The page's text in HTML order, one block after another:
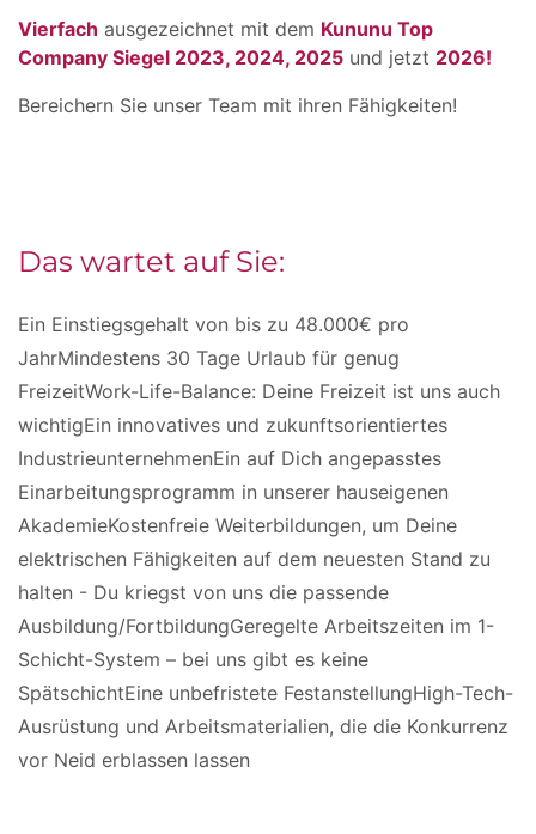
Vierfach ausgezeichnet mit dem Kununu Top
Company Siegel 2023, 2024, 2025 und jetzt 2026!
Bereichern Sie unser Team mit ihren Fähigkeiten!
Das wartet auf Sie:
Ein Einstiegsgehalt von bis zu 48.000€ pro
JahrMindestens 30 Tage Urlaub für genug
FreizeitWork-Life-Balance: Deine Freizeit ist uns auch
wichtigEin innovatives und zukunftsorientiertes
IndustrieunternehmenEin auf Dich angepasstes
Einarbeitungsprogramm in unserer hauseigenen
AkademieKostenfreie Weiterbildungen, um Deine
elektrischen Fähigkeiten auf dem neuesten Stand zu
halten - Du kriegst von uns die passende
Ausbildung/FortbildungGeregelte Arbeitszeiten im 1-
Schicht-System – bei uns gibt es keine
SpätschichtEine unbefristete FestanstellungHigh-Tech-
Ausrüstung und Arbeitsmaterialien, die die Konkurrenz
vor Neid erblassen lassen